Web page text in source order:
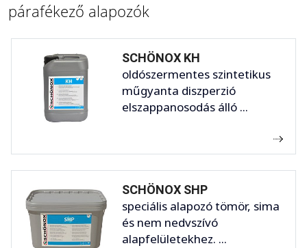
párafékező alapozók
SCHÖNOX KH
oldószermentes szintetikus
műgyanta diszperzió
elszappanosodás álló ...
SCHÖNOX SHP
speciális alapozó tömör, sima
és nem nedvszívó
alapfelületekhez. ...